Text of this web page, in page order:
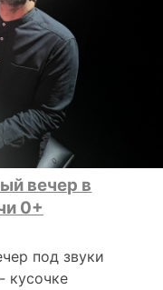
вечер в
0+
под звуки
кусочке